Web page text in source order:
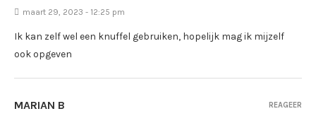
maart 29, 2023 - 12:25 pm
Ik kan zelf wel een knuffel gebruiken, hopelijk mag ik mijzelf
ook opgeven
MARIAN B REAGEER